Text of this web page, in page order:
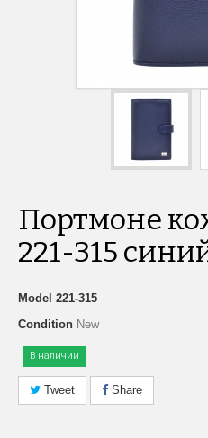
Портмоне
221-315
Model 221-315
Condition New
В наличии
Tweet Share